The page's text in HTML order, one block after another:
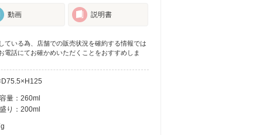
動画 説明書
ている為、店舗での販売状況を確約する情報では
電話にてお確かめいただくことをおすすめしま
量：260ml
り：200ml